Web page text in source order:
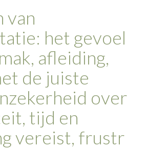
van
het gevoel
afleiding,
de juiste
over
tijd en
vereist, frustr